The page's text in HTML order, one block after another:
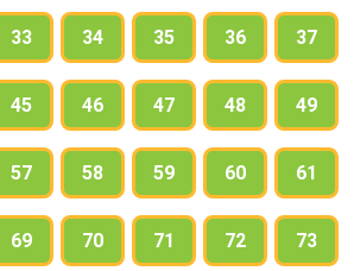
33 34 35 36 37
45 46 47 48 49
57 58 59 60 61
69 70 71 72 73